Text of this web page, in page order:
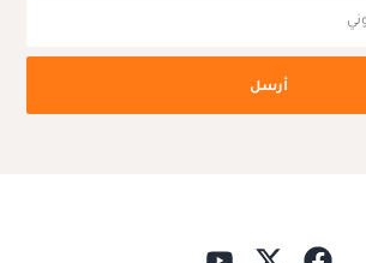
أرسل